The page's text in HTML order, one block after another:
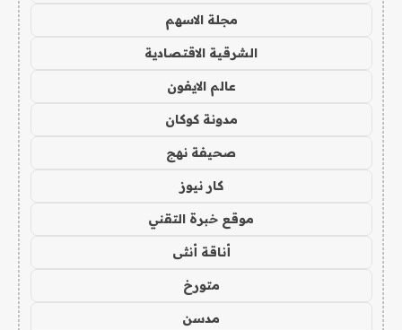
مجلة الاسهم
الشرقية الاقتصادية
عالم الايفون
مدونة كوكان
صحيفة نهج
كار نيوز
موقع خبرة التقني
أناقة أنثى
متورخ
مدسن